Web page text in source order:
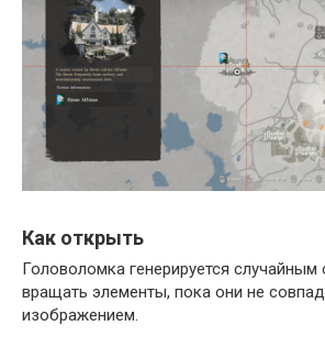
Как открыть
Головоломка генерируется
вращать элементы, пока они не
изображением.